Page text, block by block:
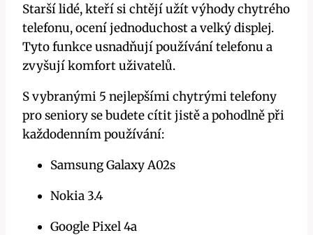
Starší lidé, kteří si chtějí užít výhody chytrého
telefonu, ocení jednoduchost a velký displej.
Tyto funkce usnadňují používání telefonu a
zvyšují komfort uživatelů.
S vybranými 5 nejlepšími chytrými telefony
pro seniory se budete cítit jistě a pohodlně při
každodenním používání:
Samsung Galaxy A02s
Nokia 3.4
Google Pixel 4a